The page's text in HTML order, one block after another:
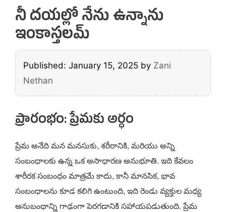
నీ దయల్లో నేను ఉన్నాను
ఇంకాస్తలమ్
Published: January 15, 2025 by Zani
Nethan
ప్రారంభం: ప్రేమకు అర్ధం
ప్రేమ అనేది మన మనసుకు, శరీరానికి, మరియు అన్ని
సంబంధాలకు ఉన్న ఒక అసాధారణ అనుభూతి. ఇది కేవలం
శారీరక సంబంధం మాత్రమే కాదు, కానీ మానసిక, భావ
సంబంధాలను కూడ కలిగి ఉంటుంది, ఇది రెండు వ్యక్తుల మధ్య
అనుబంధాన్ని గాఢంగా పెరగడానికి సహాయపడుతుంది. ప్రేమ